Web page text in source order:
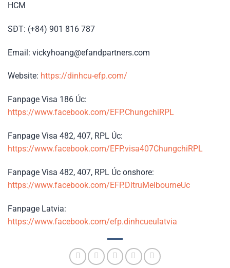
HCM
SĐT: (+84) 901 816 787
Email: vickyhoang@efandpartners.com
Website: https://dinhcu-efp.com/
Fanpage Visa 186 Úc:
https://www.facebook.com/EFP.ChungchiRPL
Fanpage Visa 482, 407, RPL Úc:
https://www.facebook.com/EFP.visa407ChungchiRPL
Fanpage Visa 482, 407, RPL Úc onshore:
https://www.facebook.com/EFP.DitruMelbourneUc
Fanpage Latvia:
https://www.facebook.com/efp.dinhcueulatvia